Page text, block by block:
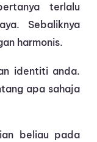
terlalu
Sebaliknya
harmonis.
identiti anda.
apa sahaja
beliau pada